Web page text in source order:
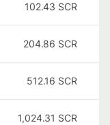
102.43 SCR
204.86 SCR
512.16 SCR
1,024.31 SCR